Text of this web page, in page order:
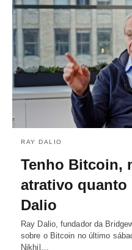
RAY DALIO
Tenho Bitcoin,
atrativo quanto
Dalio
Ray Dalio, fundador da
sobre o Bitcoin no último
Nikhil…